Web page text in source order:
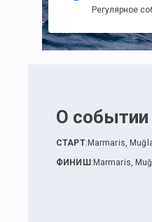
Регулярное
О событии
СТАРТ: Marmaris,
ФИНИШ : Marmaris,